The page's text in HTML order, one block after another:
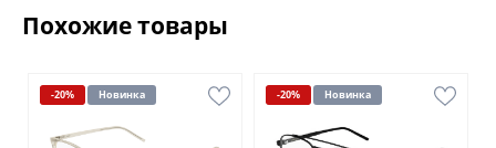
Похожие товары
-20% Новинка -20% Новинка